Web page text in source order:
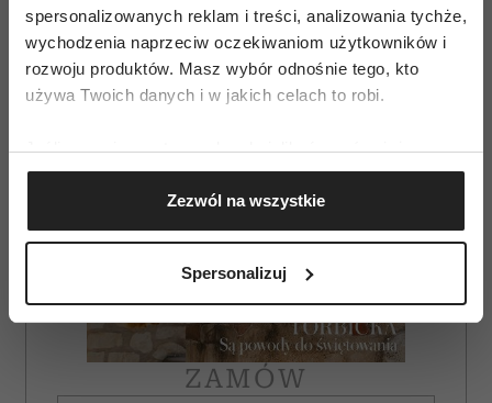
spersonalizowanych reklam i treści, analizowania tychże,
wychodzenia naprzeciw oczekiwaniom użytkowników i
rozwoju produktów. Masz wybór odnośnie tego, kto
używa Twoich danych i w jakich celach to robi.
Jeśli wyrazisz na to zgodę, chcielibyśmy również:
Gromadzić dane dotyczące Twojej lokalizacji
geograficznej z dokładnością nawet do kilku metrów
Identyfikować Twoje urządzenie, aktywnie
(fingerprinting, czyli wirtualny odcisk palca)
dane są przetwarzane oraz ustaw własne preferencje w
sekcji szczegółów. W Deklaracji plików cookie możesz
zmienić lub wycofać swoją zgodę w dowolnej chwili.
Zezwól na wszystkie
Spersonalizuj
ZAMÓW